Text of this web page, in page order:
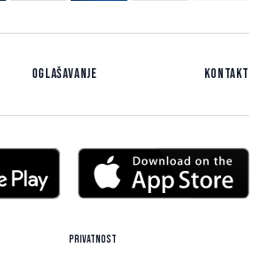
Oglašavanje Kontakt
Privatnost